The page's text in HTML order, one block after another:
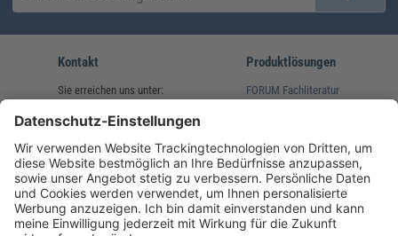
Kontakt
Sie erreichen uns unter:
(08233) 38 11 23
service@forum-verlag.com
Mo-Do 07:30 - 17:00 Uhr
Fr 07:30 - 15:00 Uhr
Produktlösungen
FORUM Fachliteratur
Folgen Sie uns